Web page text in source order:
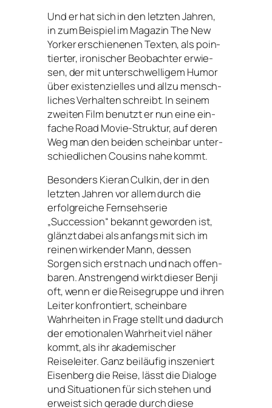
Und er hat sich in den letz­ten Jahren,
in zum Beispiel im MagazinThe New
Yorkererschie­ne­nen Texten, als poin­
tier­ter, iro­ni­scher Beobachter erwie­
sen, der mit unter­schwel­li­gem Humor
über exis­ten­zi­el­les und all­zu mensch­
li­ches Verhalten schreibt. In sei­nem
zwei­ten Film benutzt er nun eine ein­
fa­che Road Movie-Struktur, auf deren
Weg man den bei­den schein­bar unter­
schied­li­chen Cousins nahe kommt.
Besonders Kieran Culkin, der in den
letz­ten Jahren vor allem durch die
erfolg­rei­che Fernsehserie
„Succession“ bekannt gewor­den ist,
glänzt dabei als anfangs mit sich im
rei­nen wir­ken­der Mann, des­sen
Sorgen sich erst nach und nach offen­
ba­ren. Anstrengend wirkt die­ser Benji
oft, wenn er die Reisegruppe und ihren
Leiter kon­fron­tiert, schein­ba­re
Wahrheiten in Frage stellt und dadurch
der emo­tio­na­len Wahrheit viel näher
kommt, als ihr aka­de­mi­scher
Reiseleiter. Ganz bei­läu­fig insze­niert
Eisenberg die Reise, lässt die Dialoge
und Situationen für sich ste­hen und
erweist sich gera­de durch die­se